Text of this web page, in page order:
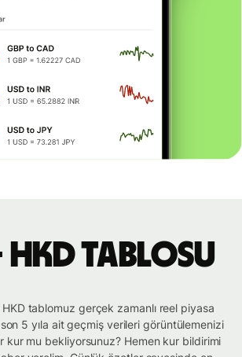
HKD tablosu
tablomuz gerçek zamanlı reel piyasa
5 yıla ait geçmiş verileri görüntülemenizi
kur mu bekliyorsunuz? Hemen kur bildirimi